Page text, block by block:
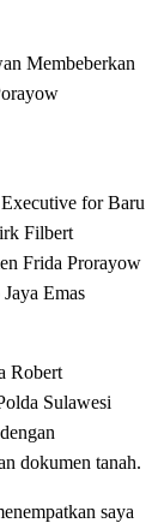
Membeberkan
for Baru
Filbert
Frida Prorayow
Emas
Robert
Sulawesi
dokumen tanah.
saya